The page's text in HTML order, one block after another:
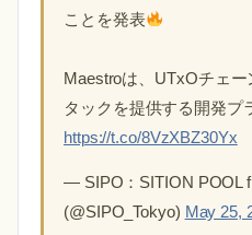
ことを発表
Maestroは、UTxOチェ
タックを提供する開発
https://t.co/8VzXBZ30Yx
— SIPO：SITION POOL
(@SIPO_Tokyo) May 25,